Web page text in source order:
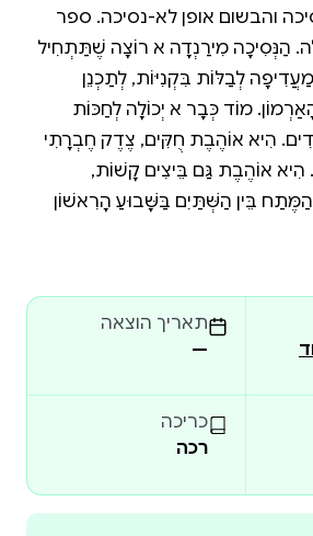
והבשום אופן לא-נסיכה. ספר
מגיל 7 ומעלה. הַנְּסִיכָה מִירַנְדָה לֹא רוֹצָה שֶׁתַּתְחִיל
לְבַלּוֹת בִּקְנִיּוֹת, לְתַכְנֵן
מוֹד כְּבָר לֹא יְכוֹלָה לְחַכּוֹת
הִיא אוֹהֶבֶת חֻקִּים, צֶדֶק חֶבְרָתִי
הִיא אוֹהֶבֶת גַּם בֵּיצִים קָשׁוֹת,
בֵּין הַשְּׁתַּיִם בַּשָּׁבוּעַ הָרִאשׁוֹן
תאריך הוצאה
—
כריכה
רכה